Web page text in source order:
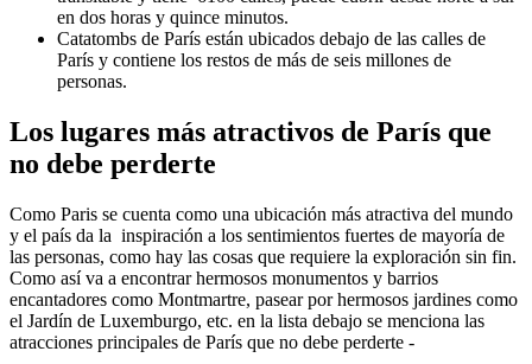
en dos horas y quince minutos.
Catatombs de París están ubicados debajo de las calles de
París y contiene los restos de más de seis millones de
personas.
Los lugares más atractivos de París que
no debe perderte
Como Paris se cuenta como una ubicación más atractiva del mundo
y el país da la inspiración a los sentimientos fuertes de mayoría de
las personas, como hay las cosas que requiere la exploración sin fin.
Como así va a encontrar hermosos monumentos y barrios
encantadores como Montmartre, pasear por hermosos jardines como
el Jardín de Luxemburgo, etc. en la lista debajo se menciona las
atracciones principales de París que no debe perderte -